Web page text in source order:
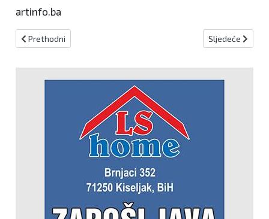
artinfo.ba
Prethodni članak: Jablaničani se prisjećaju sugrađana stradalih u
Prethodni Sljedeći članak:
Sljedeće